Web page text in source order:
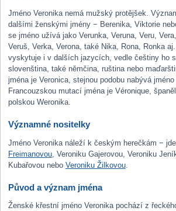
Jméno Veronika nemá mužský protějšek.
dalšími ženskými jmény − Berenika, Viktorie
se jméno užívá jako Verunka, Veruna, Veru,
Veruš, Verka, Verona, také Nika, Rona, Ronka
vyskytuje i v dalších jazycích, vedle češtiny ho
slovenština, také němčina, ruština nebo
jména je Veronica, stejnou podobu nabývá
Francouzskou mutací jména je Véronique,
polskou Weronika.
Významné nositelky
Jméno Veronika náleží k českým herečkám −
Freimanovou, Veroniku Gajerovou, Veroniku
Kubařovou nebo Veroniku Žilkovou.
Původ a význam jména
Ženské křestní jméno Veronika pochází z